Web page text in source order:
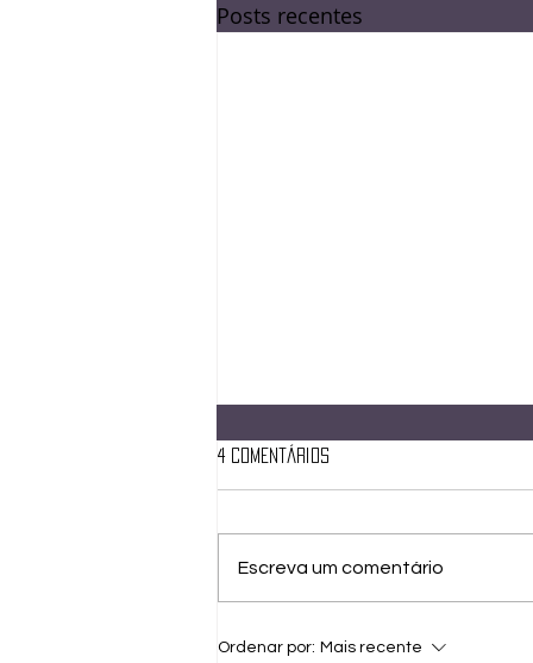
Posts recentes
4 comentários
Escreva um comentário
Ordenar por: Mais recente